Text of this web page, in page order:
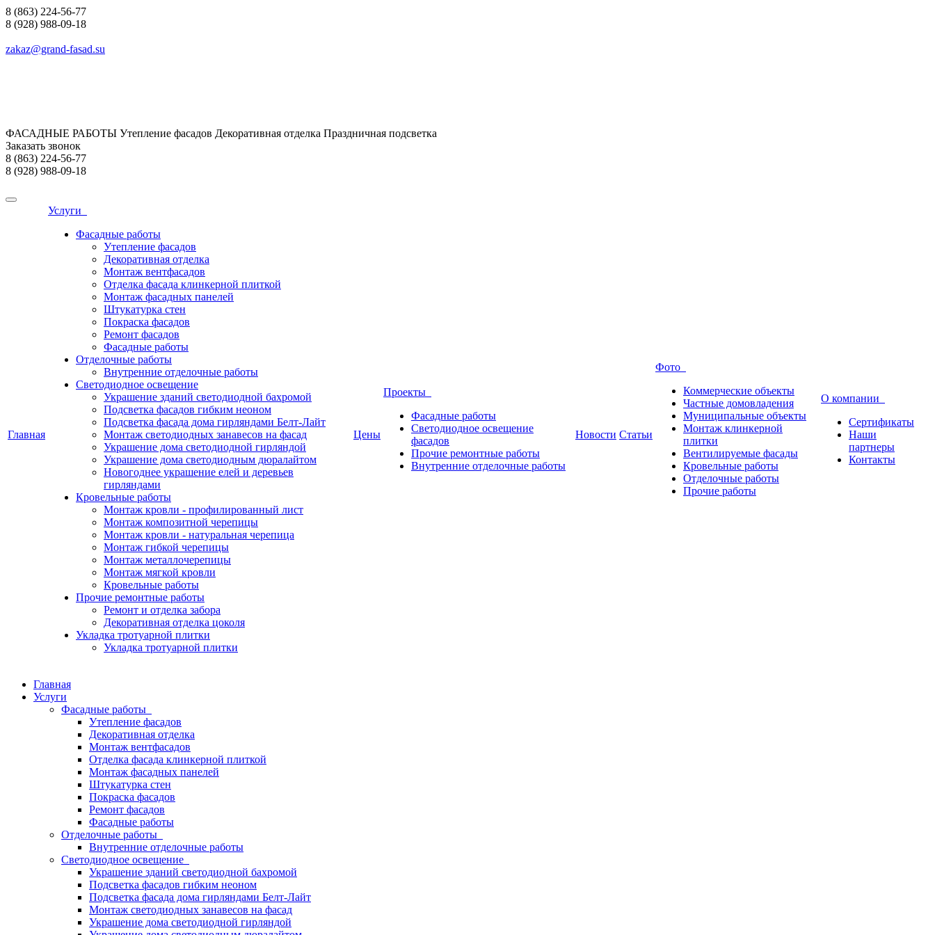
8 (863) 224-56-77
8 (928) 988-09-18
zakaz@grand-fasad.su
ФАСАДНЫЕ РАБОТЫ Утепление фасадов Декоративная отделка Праздничная подсветка
Заказать звонок
8 (863) 224-56-77
8 (928) 988-09-18
Главная
Услуги
Фасадные работы
Утепление фасадов
Декоративная отделка
Монтаж вентфасадов
Отделка фасада клинкерной плиткой
Монтаж фасадных панелей
Штукатурка стен
Покраска фасадов
Ремонт фасадов
Фасадные работы
Отделочные работы
Внутренние отделочные работы
Светодиодное освещение
Украшение зданий светодиодной бахромой
Подсветка фасадов гибким неоном
Подсветка фасада дома гирляндами Белт-Лайт
Монтаж светодиодных занавесов на фасад
Украшение дома светодиодной гирляндой
Украшение дома светодиодным дюралайтом
Новогоднее украшение елей и деревьев
гирляндами
Кровельные работы
Монтаж кровли - профилированный лист
Монтаж композитной черепицы
Монтаж кровли - натуральная черепица
Монтаж гибкой черепицы
Монтаж металлочерепицы
Монтаж мягкой кровли
Кровельные работы
Прочие ремонтные работы
Ремонт и отделка забора
Декоративная отделка цоколя
Укладка тротуарной плитки
Укладка тротуарной плитки
Цены
Проекты
Фасадные работы
Светодиодное освещение
фасадов
Прочие ремонтные работы
Внутренние отделочные работы
Новости Статьи
Фото
Коммерческие объекты
Частные домовладения
Муниципальные объекты
Монтаж клинкерной
плитки
Вентилируемые фасады
Кровельные работы
Отделочные работы
Прочие работы
О компании
Сертификаты
Наши
партнеры
Контакты
Главная
Услуги
Фасадные работы
Утепление фасадов
Декоративная отделка
Монтаж вентфасадов
Отделка фасада клинкерной плиткой
Монтаж фасадных панелей
Штукатурка стен
Покраска фасадов
Ремонт фасадов
Фасадные работы
Отделочные работы
Внутренние отделочные работы
Светодиодное освещение
Украшение зданий светодиодной бахромой
Подсветка фасадов гибким неоном
Подсветка фасада дома гирляндами Белт-Лайт
Монтаж светодиодных занавесов на фасад
Украшение дома светодиодной гирляндой